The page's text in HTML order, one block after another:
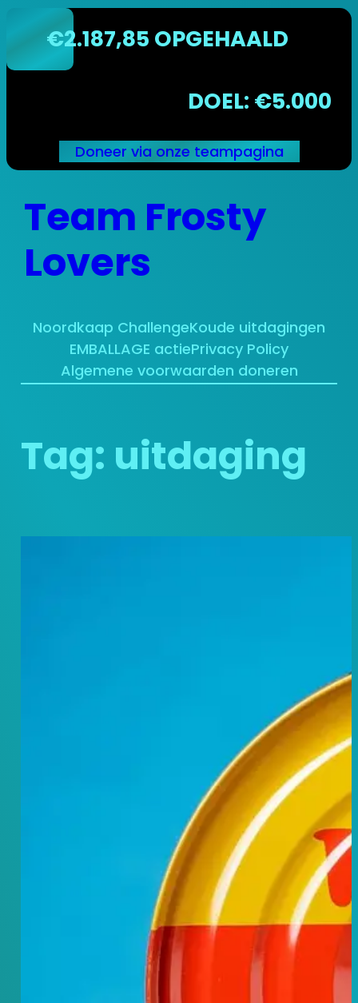
€2.187,85 OPGEHAALD
DOEL: €5.000
Doneer via onze teampagina
naar
inhoud
Team Frosty
Lovers
Noordkaap ChallengeKoude uitdagingen
EMBALLAGE actiePrivacy Policy
Algemene voorwaarden doneren
Tag: uitdaging